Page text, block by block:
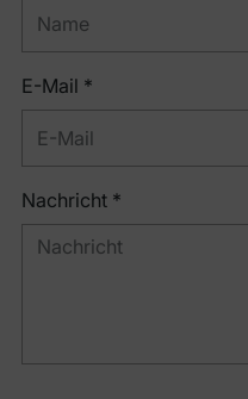
E-Mail *
Nachricht *